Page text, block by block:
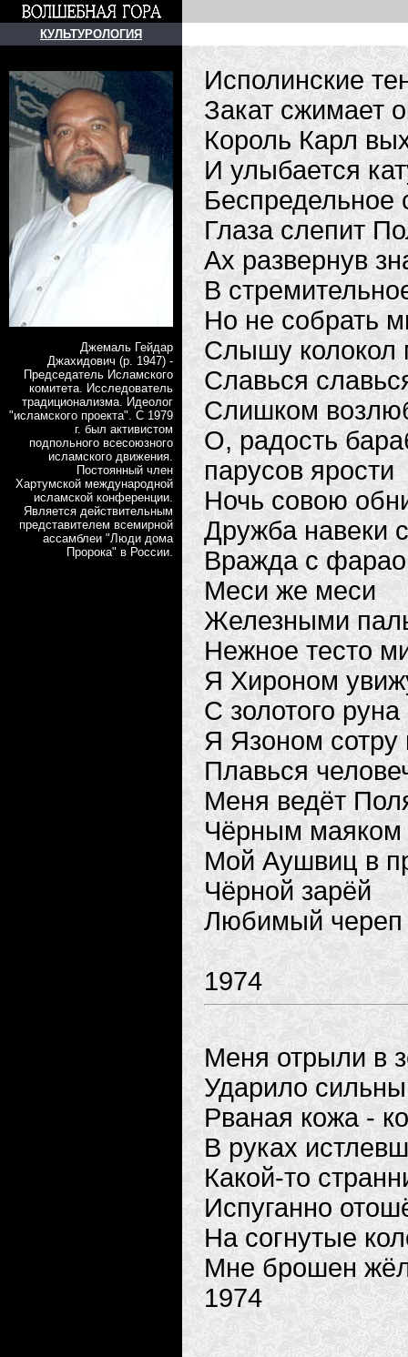
КУЛЬТУРОЛОГИЯ
Джемаль Гейдар
Джахидович (р. 1947) -
Председатель Исламского
комитета. Исследователь
традиционализма. Идеолог
"исламского проекта". С 1979
г. был активистом
подпольного всесоюзного
исламского движения.
Постоянный член
Хартумской международной
исламской конференции.
Является действительным
представителем всемирной
ассамблеи "Люди дома
Пророка" в России.
Исполинские
Закат сжимает
Король Карл
И улыбается
Беспредельное
Глаза слепит
Ах развернув
В
Но не собрать
Слышу колокол
Славься
Слишком
О, радость
парусов ярости
Ночь совою
Дружба навеки
Вражда с
Меси же меси
Железными
Нежное тесто
Я Хироном
С золотого руна
Я Язоном
Плавься
Меня ведёт
Чёрным маяком
Мой Аушвиц в
Чёрной зарёй
Любимый череп
1974
Меня отрыли в
Ударило
Рваная кожа -
В руках
Какой-то
Испуганно
На согнутые
Мне брошен
1974